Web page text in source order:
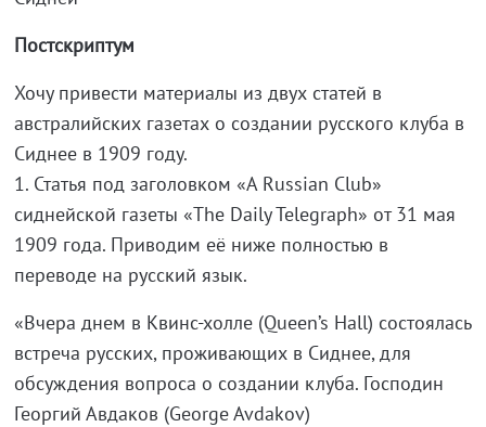
Постскриптум
Хочу привести материалы из двух статей в
австралийских газетах о создании русского клуба в
Сиднее в 1909 году.
1. Статья под заголовком «A Russian Club»
сиднейской газеты «The Daily Telegraph» от 31 мая
1909 года. Приводим её ниже полностью в
переводе на русский язык.
«Вчера днем в Квинс-холле (Queen’s Hall) состоялась
встреча русских, проживающих в Сиднее, для
обсуждения вопроса о создании клуба. Господин
Георгий Авдаков (George Avdakov)